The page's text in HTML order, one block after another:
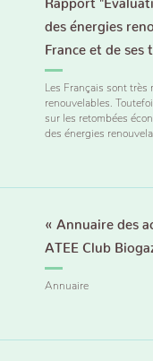
des énergies
France et de ses
Les Français sont très
renouvelables.
sur les retombées
des énergies
« Annuaire des
ATEE Club
Annuaire